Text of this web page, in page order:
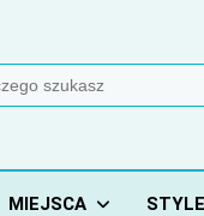
MIEJSCA